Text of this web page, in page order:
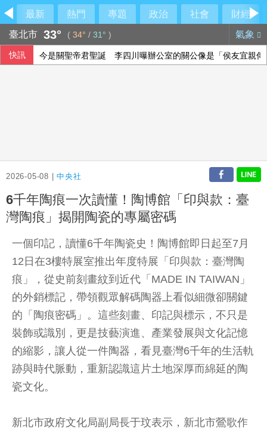
最新 熱門 專題 政治 社會
財經
臺北市 33° ( 34° / 31° ) 氣象
快訊 今是關聖帝君聖誕 李四川曝辦公室的關公像是「侯友宜親傳
2026-05-08 |中央社
6千年陶痕一次讀懂！陶博館「印與款：臺
灣陶痕」揭開陶瓷的專屬密碼
一個印記，讀懂6千年陶瓷史！陶博館即日起至7月
12日在3樓特展室推出年度特展「印與款：臺灣陶
痕」，從史前刻畫紋到近代「MADE IN TAIWAN」
的外銷標記，帶領觀眾解碼陶器上看似細微卻關鍵
的「陶痕密碼」。這些刻畫、印記與標示，不只是
裝飾或識別，更是技藝演進、產業發展與文化記憶
的縮影，讓人從一件陶器，看見臺灣6千年的生活軌
跡與時代脈動，重新認識這片土地深厚而綿延的陶
瓷文化。
新北市政府文化局副局長于玟表示，新北市鶯歌作